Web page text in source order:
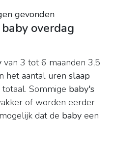
gevonden
overdag
van 3 tot 6 maanden 3,5
het aantal uren slaap
Sommige baby's
of worden eerder
dat de baby een